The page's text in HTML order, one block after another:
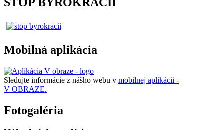
Mobilná aplikácia
Sledujte informácie z nášho webu v mobilnej aplikácii -
V OBRAZE.
Fotogaléria